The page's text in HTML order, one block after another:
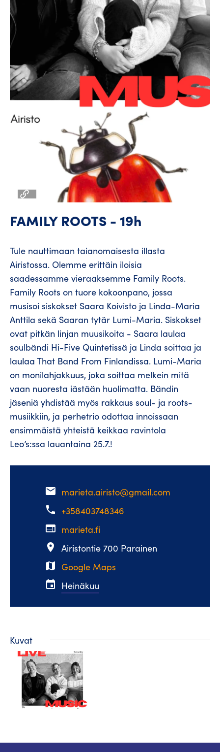
FAMILY ROOTS - 19h
Tule nauttimaan taianomaisesta illasta
Airistossa. Olemme erittäin iloisia
saadessamme vieraaksemme Family Roots.
Family Roots on tuore kokoonpano, jossa
musisoi siskokset Saara Koivisto ja Linda-Maria
Anttila sekä Saaran tytär Lumi-Maria. Siskokset
ovat pitkän linjan muusikoita - Saara laulaa
soulbändi Hi-Five Quintetissä ja Linda soittaa ja
laulaa That Band From Finlandissa. Lumi-Maria
on monilahjakkuus, joka soittaa melkein mitä
vaan nuoresta iästään huolimatta. Bändin
jäseniä yhdistää myös rakkaus soul- ja roots-
musiikkiin, ja perhetrio odottaa innoissaan
ensimmäistä yhteistä keikkaa ravintola
Leo’s:ssa lauantaina 25.7.!
email marieta.airisto@gmail.com
phone +358403748346
web marieta.fi
place
Airistontie 700 Parainen
map Google Maps
event Heinäkuu
Kuvat